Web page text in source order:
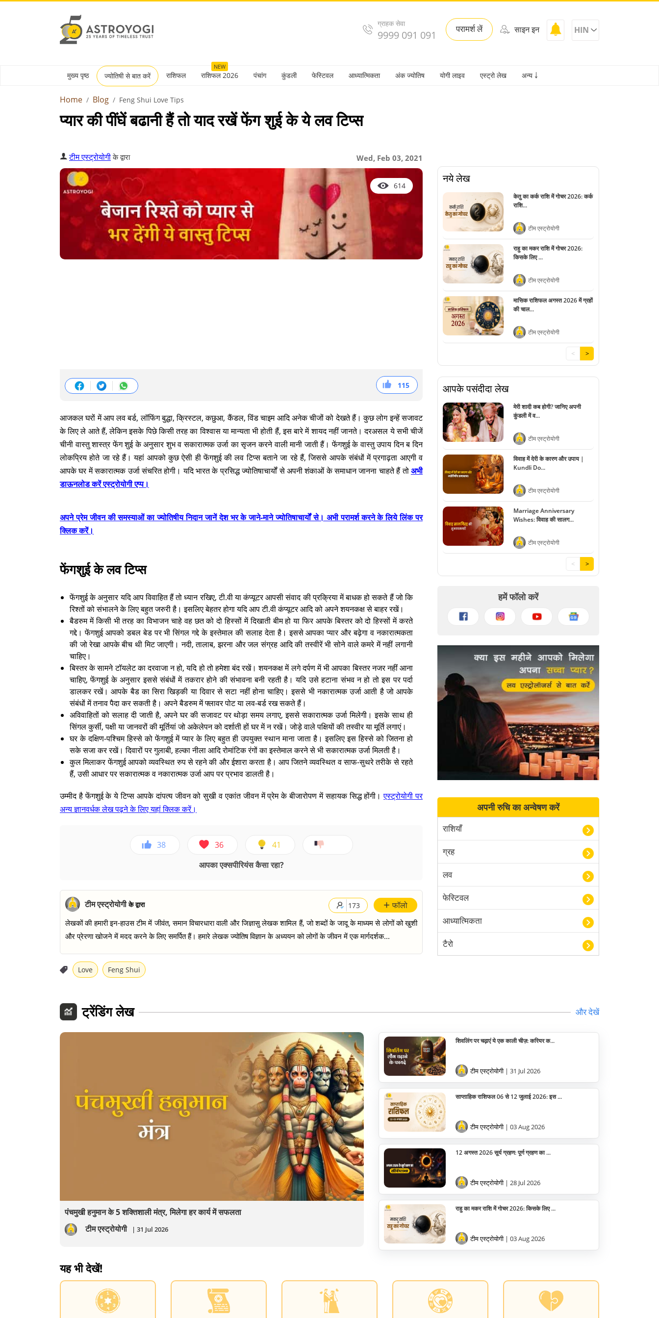
ग्राहक सेवा
9999 091 091 परामर्श लें साइन इन HIN
मुख्य पृष्ठ ज्योतिषी से बात करें राशिफल
NEW
राशिफल 2026 पंचांग कुंडली फेस्टिवल आध्यात्मिकता अंक ज्योतिष योगी लाइव एस्ट्रो लेख अन्य ￬
Home Blog Feng Shui Love Tips
प्यार की पींघें बढानी हैं तो याद रखें फेंग शुई के ये लव टिप्स
Wed, Feb 03, 2021
टीम एस्ट्रोयोगीके द्वारा
614
115
38
36
41
आजकल घरों में आप लव बर्ड, लॉफिंग बुद्धा, क्रिस्टल, कछुआ, कैंडल, विंड चाइम आदि अनेक चीजों को देखते हैं। कुछ लोग इन्हें सजावट
के लिए ले आते हैं, लेकिन इसके पिछे किसी तरह का विश्वास या मान्यता भी होती हैं, इस बारे में शायद नहीं जानते। दरअसल ये सभी चीजें
चीनी वास्तु शास्त्र फेंग शुई के अनुसार शुभ व सकारात्मक उर्जा का सृजन करने वाली मानी जाती हैं। फेंगशुई के वास्तु उपाय दिन ब दिन
लोकप्रिय होते जा रहे हैं। यहां आपको कुछ ऐसी ही फेंगशुई की लव टिप्स बताने जा रहे हैं, जिससे आपके संबंधों में प्रगाढ़ता आएगी व
आपके घर में सकारात्मक उर्जा संचरित होगी। यदि भारत के प्रसिद्ध ज्योतिषाचार्यों से अपनी शंकाओं के समाधान जानना चाहते हैं तोअभी
डाऊनलोड करें एस्ट्रोयोगी एप्प।
अपने प्रेम जीवन की समस्याओं का ज्योतिषीय निदान जानें देश भर के जाने-माने ज्योतिषाचार्यों से। अभी परामर्श करने के लिये लिंक पर
क्लिक करें।
फेंगशुई के लव टिप्स
फेंगशुई के अनुसार यदि आप विवाहित हैं तो ध्यान रखिए, टी.वी या कंप्यूटर आपसी संवाद की प्रक्रिया में बाधक हो सकते हैं जो कि
रिश्तों को संभालने के लिए बहुत जरुरी है। इसलिए बेहतर होगा यदि आप टी.वी कंप्यूटर आदि को अपने शयनकक्ष से बाहर रखें।
बैडरुम में किसी भी तरह का विभाजन चाहे वह छत को दो हिस्सों में दिखाती बीम हो या फिर आपके बिस्तर को दो हिस्सों में करते
गद्दे। फेंगशुई आपको डबल बेड पर भी सिंगल गद्दे के इस्तेमाल की सलाह देता है। इससे आपका प्यार और बढ़ेगा व नकारात्मकता
की जो रेखा आपके बीच थी मिट जाएगी। नदी, तालाब, झरना और जल संग्रह आदि की तस्वीरें भी सोने वाले कमरे में नहीं लगानी
चाहिए।
बिस्तर के सामने टॉयलेट का दरवाजा न हो, यदि हो तो हमेशा बंद रखें। शयनकक्ष में लगे दर्पण में भी आपका बिस्तर नजर नहीं आना
चाहिए, फेंगशुई के अनुसार इससे संबंधों में तकरार होने की संभावना बनी रहती है। यदि उसे हटाना संभव न हो तो इस पर पर्दा
डालकर रखें। आपके बैड का सिरा खिड़की या दिवार से सटा नहीं होना चाहिए। इससे भी नकारात्मक उर्जा आती है जो आपके
संबंधों में तनाव पैदा कर सकती है। अपने बैडरुम में फ्लावर पोट या लव-बर्ड रख सकते हैं।
अविवाहितों को सलाह दी जाती है, अपने घर की सजावट पर थोड़ा समय लगाए, इससे सकारात्मक उर्जा मिलेगी। इसके साथ ही
सिंगल कुर्सी, पक्षी या जानवरों की मूर्तियां जो अकेलेपन को दर्शाती हों घर में न रखें। जोड़े वाले पक्षियों की तस्वीर या मूर्ति लगाएं।
घर के दक्षिण-पश्चिम हिस्से को फेंगशुई में प्यार के लिए बहुत ही उपयुक्त स्थान माना जाता है। इसलिए इस हिस्से को जितना हो
सके सजा कर रखें। दिवारों पर गुलाबी, हल्का नीला आदि रोमांटिक रंगों का इस्तेमाल करने से भी सकारात्मक उर्जा मिलती है।
कुल मिलाकर फेंगशुई आपको व्यवस्थित रुप से रहने की और ईशारा करता है। आप जितने व्यवस्थित व साफ-सुथरे तरीके से रहते
हैं, उसी आधार पर सकारात्मक व नकारात्मक उर्जा आप पर प्रभाव डालती है।
उम्मीद है फेंगशुई के ये टिप्स आपके दांपत्य जीवन को सुखी व एकांत जीवन में प्रेम के बीजारोपण में सहायक सिद्ध होंगी।एस्ट्रोयोगी पर
अन्य ज्ञानवर्धक लेख पढ़ने के लिए यहां क्लिक करें।
38 36
41
आपका एक्सपीरियंस कैसा रहा?
+ फॉलो
173
टीम एस्ट्रोयोगीके द्वारा
लेखकों की हमारी इन-हाउस टीम में जीवंत, समान विचारधारा वाली और जिज्ञासु लेखक शामिल हैं, जो शब्दों के जादू के माध्यम से लोगों को खुशी
और प्रेरणा खोजने में मदद करने के लिए समर्पित हैं। हमारे लेखक ज्योतिष विज्ञान के अध्ययन को लोगों के जीवन में एक मार्गदर्शक...
Love Feng Shui
नये लेख
केतु का कर्क राशि में गोचर 2026: कर्क
राशि...
टीम एस्ट्रोयोगी
राहु का मकर राशि में गोचर 2026:
किसके लिए ...
टीम एस्ट्रोयोगी
मासिक राशिफल अगस्त 2026 में ग्रहों
की चाल...
टीम एस्ट्रोयोगी
< >
आपके पसंदीदा लेख
मेरी शादी कब होगी? जानिए अपनी
कुंडली में व...
टीम एस्ट्रोयोगी
विवाह में देरी के कारण और उपाय |
Kundli Do...
टीम एस्ट्रोयोगी
Marriage Anniversary
Wishes: विवाह की सालग...
टीम एस्ट्रोयोगी
< >
हमें फॉलो करें
अपनी रुचि का अन्वेषण करें
राशियाँ
ग्रह
लव
फेस्टिवल
आध्यात्मिकता
टैरो
आयुर्वेद
खेल
अंकज्योतिष
वैदिक
वास्तु
सेलिब्रिटी
पूजा विधि
योग
अन्य
ट्रेंडिंग लेख और देखें
पंचमुखी हनुमान के 5 शक्तिशाली मंत्र, मिलेगा हर कार्य में सफलता
टीम एस्ट्रोयोगी
| 31 Jul 2026
शिवलिंग पर चढ़ाएं ये एक काली चीज़: करियर क...
टीम एस्ट्रोयोगी | 31 Jul 2026
साप्ताहिक राशिफल 06 से 12 जुलाई 2026: इस ...
टीम एस्ट्रोयोगी | 03 Aug 2026
12 अगस्त 2026 सूर्य ग्रहण: पूर्ण ग्रहण का ...
टीम एस्ट्रोयोगी | 28 Jul 2026
राहु का मकर राशि में गोचर 2026: किसके लिए ...
टीम एस्ट्रोयोगी | 03 Aug 2026
यह भी देखें!